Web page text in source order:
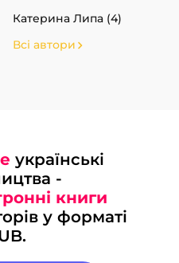
Катерина Липа (4)
Всі автори
українські
-
книги
у форматі